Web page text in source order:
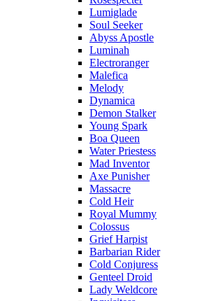
Lumiglade
Soul Seeker
Abyss Apostle
Luminah
Electroranger
Malefica
Melody
Dynamica
Demon Stalker
Young Spark
Boa Queen
Water Priestess
Mad Inventor
Axe Punisher
Massacre
Cold Heir
Royal Mummy
Colossus
Grief Harpist
Barbarian Rider
Cold Conjuress
Genteel Droid
Lady Weldcore